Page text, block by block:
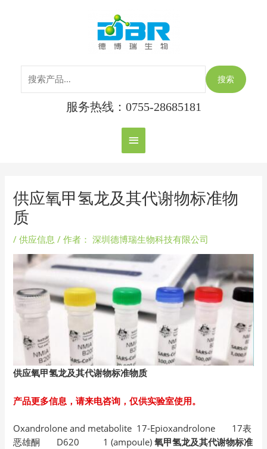
主
菜
单
搜索
服务热线：0755-28685181
供应氧甲氢龙及其代谢物标准物
质
/供应信息 / 作者： 深圳德博瑞生物科技有限公司
供应氧甲氢龙及其代谢物标准物质
产品更多信息，请来电咨询，仅供实验室使用。
Oxandrolone and metabolite 17-Epioxandrolone 17表
恶雄酮 D620 1 (ampoule)氧甲氢龙及其代谢物标准